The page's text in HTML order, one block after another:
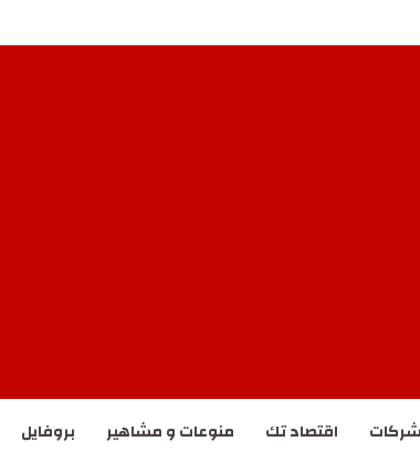
اقتصاد تك منوعات و مشاهير بروفايل